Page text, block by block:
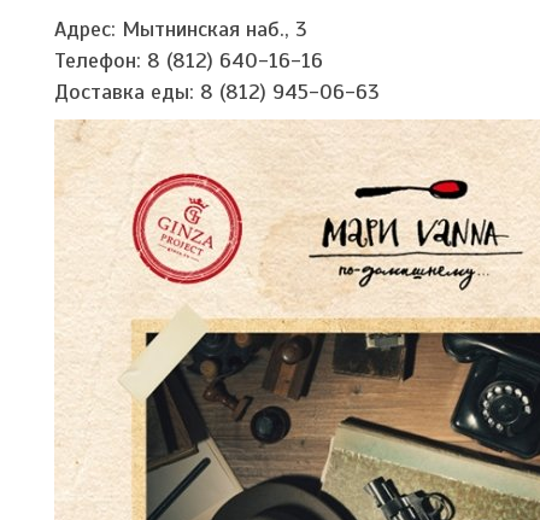
Адрес: Мытнинская наб., 3
Телефон: 8 (812) 640-16-16
Доставка еды: 8 (812) 945-06-63